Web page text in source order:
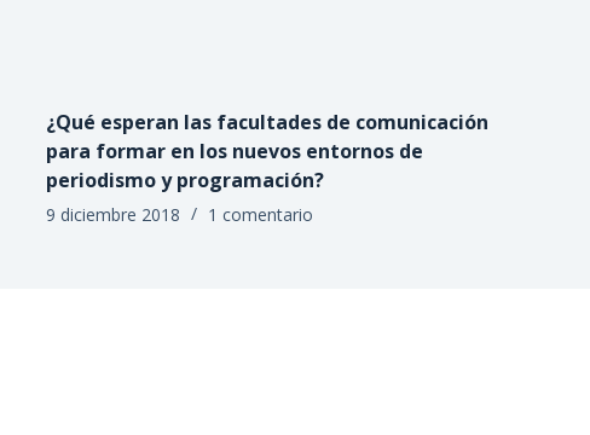
¿Qué esperan las facultades de comunicación
para formar en los nuevos entornos de
periodismo y programación?
9 diciembre 2018 1 comentario